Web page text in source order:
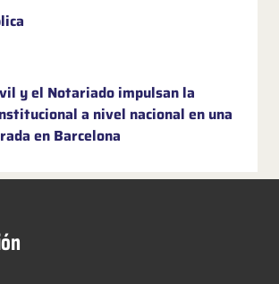
y el Notariado impulsan la
a nivel nacional en una
en Barcelona